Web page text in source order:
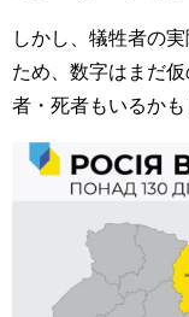
しかし、犠牲者の
ため、数字はまだ
者・死者もいるかも